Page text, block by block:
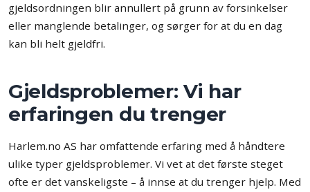
gjeldsordningen blir annullert på grunn av forsinkelser
eller manglende betalinger, og sørger for at du en dag
kan bli helt gjeldfri.
Gjeldsproblemer: Vi har
erfaringen du trenger
Harlem.no AS har omfattende erfaring med å håndtere
ulike typer gjeldsproblemer. Vi vet at det første steget
ofte er det vanskeligste – å innse at du trenger hjelp. Med